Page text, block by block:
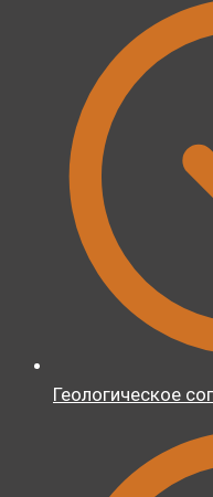
Геологическое